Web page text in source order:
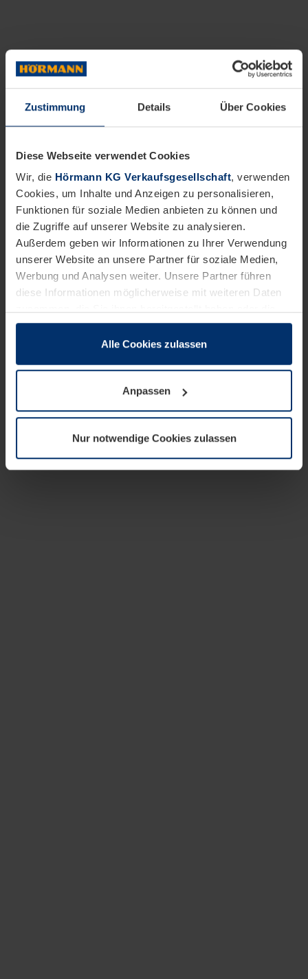
Zustimmung Details Über Cookies
Diese Webseite verwendet Cookies
Wir, die Hörmann KG Verkaufsgesellschaft, verwenden
Cookies, um Inhalte und Anzeigen zu personalisieren,
Funktionen für soziale Medien anbieten zu können und
die Zugriffe auf unserer Website zu analysieren.
Außerdem geben wir Informationen zu Ihrer Verwendung
unserer Website an unsere Partner für soziale Medien,
Werbung und Analysen weiter. Unsere Partner führen
diese Informationen möglicherweise mit weiteren Daten
sie im Rahmen Ihrer Nutzung der Dienste gesammelt
wenn diese für den Betrieb dieser Seite unbedingt
notwendig sind. Für alle anderen Cookie-Typen benötigen
wir Ihre Erlaubnis. Ihre Einwilligung können Sie jederzeit
Datenschutzerklärungunserer Website ändern oder
widerrufen.
Alle Cookies zulassen
Anpassen
Nur notwendige Cookies zulassen